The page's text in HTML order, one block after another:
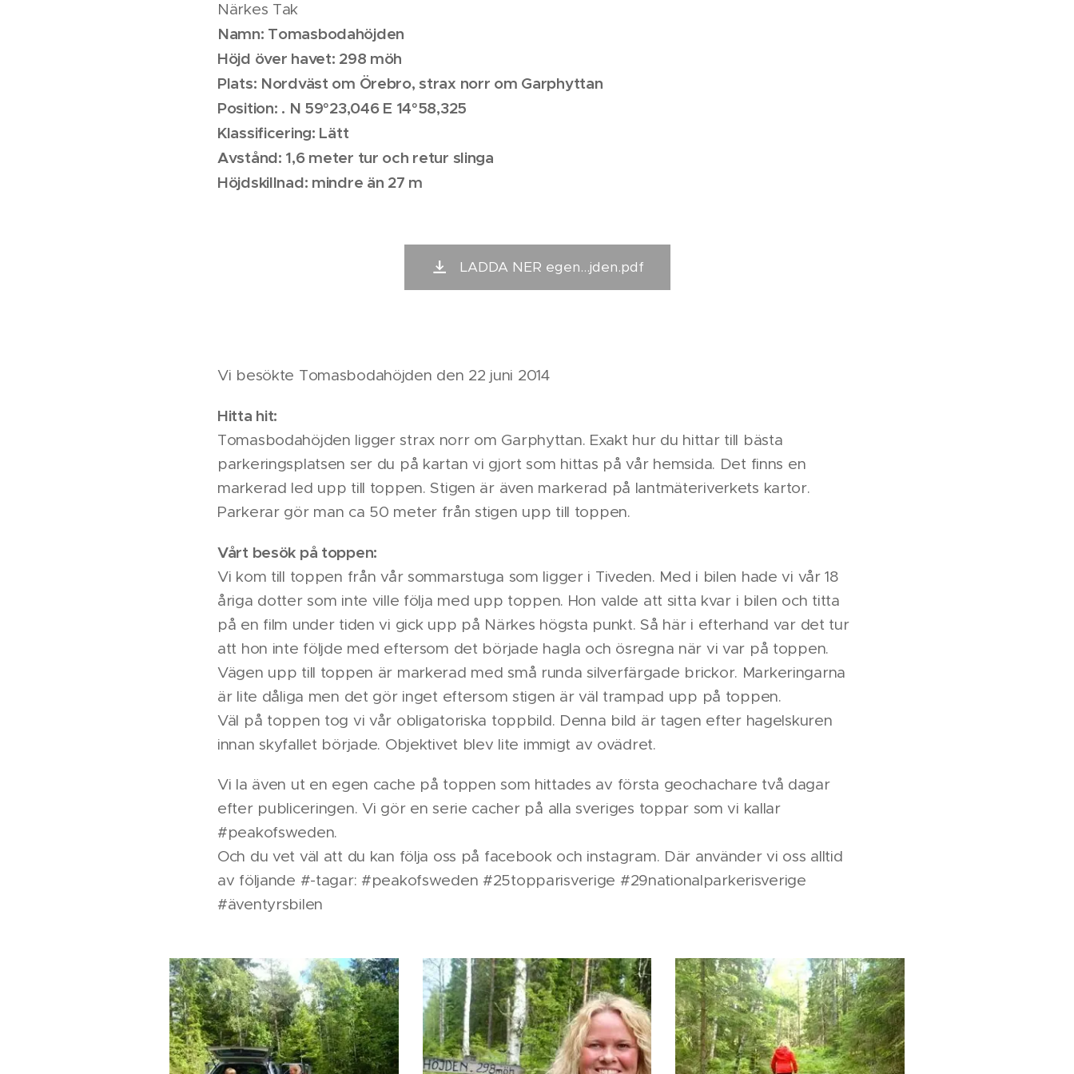
Närkes Tak
Namn: Tomasbodahöjden
Höjd över havet: 298 möh
Plats: Nordväst om Örebro, strax norr om Garphyttan
Position: . N 59°23,046 E 14°58,325
Klassificering: Lätt
Avstånd: 1,6 meter tur och retur slinga
Höjdskillnad: mindre än 27 m
LADDA NER egen...jden.pdf
Vi besökte Tomasbodahöjden den 22 juni 2014
Hitta hit:
Tomasbodahöjden ligger strax norr om Garphyttan. Exakt hur du hittar till bästa
parkeringsplatsen ser du på kartan vi gjort som hittas på vår hemsida. Det finns en
markerad led upp till toppen. Stigen är även markerad på lantmäteriverkets kartor.
Parkerar gör man ca 50 meter från stigen upp till toppen.
Vårt besök på toppen:
Vi kom till toppen från vår sommarstuga som ligger i Tiveden. Med i bilen hade vi vår 18
åriga dotter som inte ville följa med upp toppen. Hon valde att sitta kvar i bilen och titta
på en film under tiden vi gick upp på Närkes högsta punkt. Så här i efterhand var det tur
att hon inte följde med eftersom det började hagla och ösregna när vi var på toppen.
Vägen upp till toppen är markerad med små runda silverfärgade brickor. Markeringarna
är lite dåliga men det gör inget eftersom stigen är väl trampad upp på toppen.
Väl på toppen tog vi vår obligatoriska toppbild. Denna bild är tagen efter hagelskuren
innan skyfallet började. Objektivet blev lite immigt av ovädret.
Vi la även ut en egen cache på toppen som hittades av första geochachare två dagar
efter publiceringen. Vi gör en serie cacher på alla sveriges toppar som vi kallar
#peakofsweden.
Och du vet väl att du kan följa oss på facebook och instagram. Där använder vi oss alltid
av följande #-tagar: #peakofsweden #25topparisverige #29nationalparkerisverige
#äventyrsbilen